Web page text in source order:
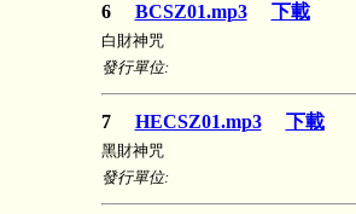
6 BCSZ01.mp3 下載
白財神咒
發行單位:
7 HECSZ01.mp3 下載
黑財神咒
發行單位: